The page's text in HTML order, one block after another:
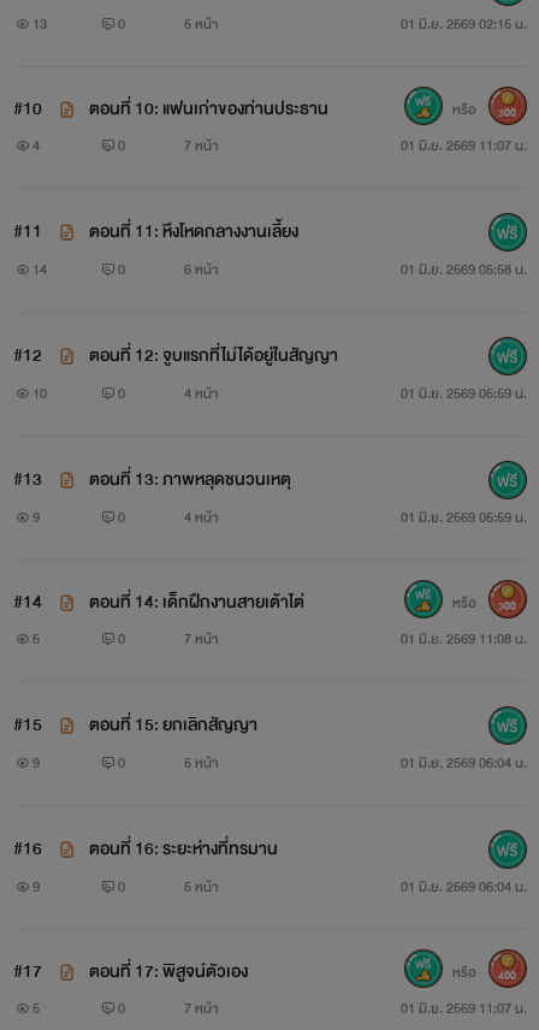
13 0 5 หน้า 01 มิ.ย. 2569 02:15 น.
#10 ตอนที่ 10: แฟนเก่าของท่านประธาน
4 0 7 หน้า 01 มิ.ย. 2569 11:07 น.
หรือ 300
#11 ตอนที่ 11: หึงโหดกลางงานเลี้ยง
14 0 6 หน้า 01 มิ.ย. 2569 05:58 น.
#12 ตอนที่ 12: จูบแรกที่ไม่ได้อยู่ในสัญญา
10 0 4 หน้า 01 มิ.ย. 2569 05:59 น.
#13 ตอนที่ 13: ภาพหลุดชนวนเหตุ
9 0 4 หน้า 01 มิ.ย. 2569 05:59 น.
#14 ตอนที่ 14: เด็กฝึกงานสายเต้าไต่
5 0 7 หน้า 01 มิ.ย. 2569 11:08 น.
หรือ 300
#15 ตอนที่ 15: ยกเลิกสัญญา
9 0 5 หน้า 01 มิ.ย. 2569 06:04 น.
#16 ตอนที่ 16: ระยะห่างที่ทรมาน
9 0 5 หน้า 01 มิ.ย. 2569 06:04 น.
#17 ตอนที่ 17: พิสูจน์ตัวเอง
5 0 7 หน้า 01 มิ.ย. 2569 11:07 น.
หรือ 400